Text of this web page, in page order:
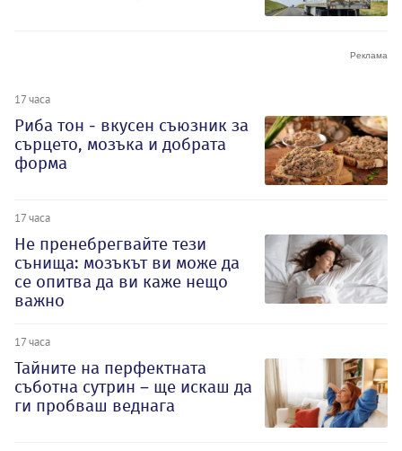
17 часа
Риба тон - вкусен съюзник за
сърцето, мозъка и добрата
форма
17 часа
Не пренебрегвайте тези
сънища: мозъкът ви може да
се опитва да ви каже нещо
важно
17 часа
Тайните на перфектната
съботна сутрин – ще искаш да
ги пробваш веднага